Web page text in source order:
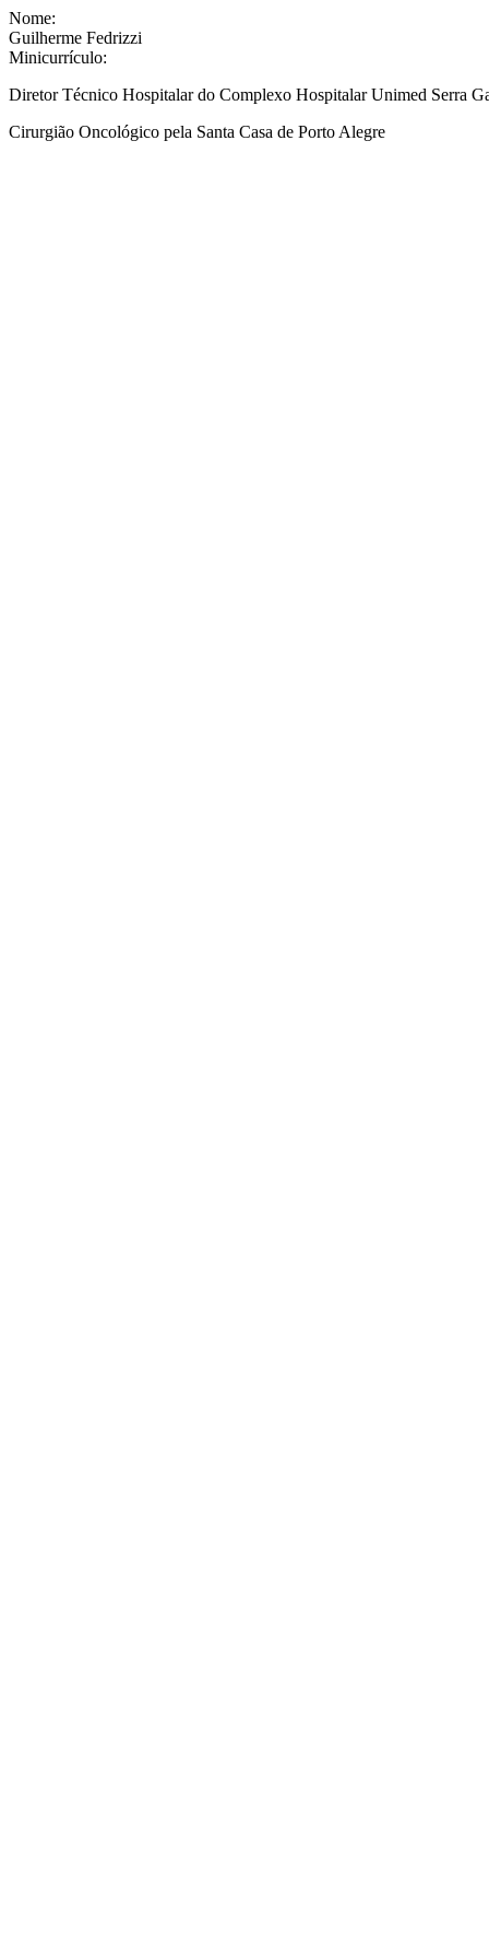
Nome:
Guilherme Fedrizzi
Minicurrículo:
Diretor Técnico Hospitalar do Complexo Hospitalar Unimed Serra
Cirurgião Oncológico pela Santa Casa de Porto Alegre